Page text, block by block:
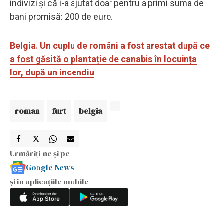
indivizi și că i-a ajutat doar pentru a primi suma de
bani promisă: 200 de euro.
Belgia. Un cuplu de români a fost arestat după ce
a fost găsită o plantație de canabis în locuința
lor, după un incendiu
roman furt belgia
Urmăriți-ne și pe
Google News
și în aplicațiile mobile